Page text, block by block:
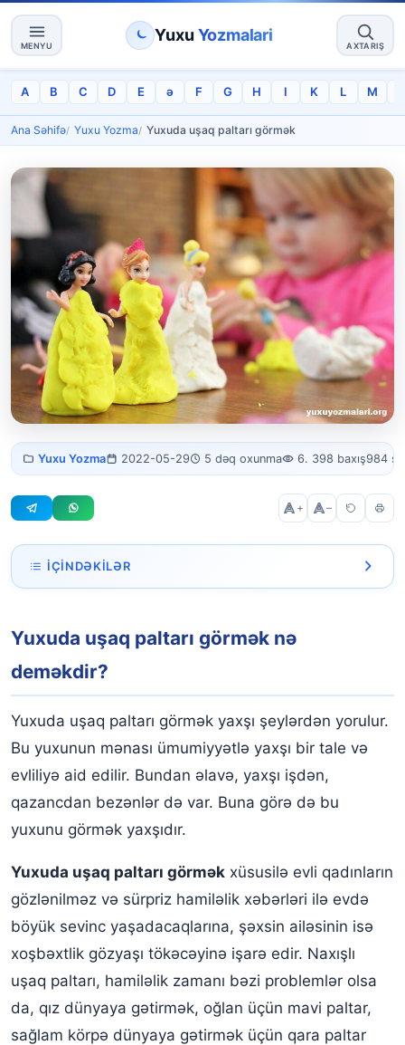
MENYU
Yuxu Yozmalari
AXTARIŞ
A B C D E ə F G H I K L M
Ana Səhifə Yuxu Yozma Yuxuda uşaq paltarı görmək
Yuxuda uşaq paltarı
görmək
Yuxu Yozma 2022-05-29 5 dəq oxunma 6. 398 baxış984
+ –
İÇINDƏKILƏR
Yuxuda oğlan uşağı paltarı görmək
Yuxuda qız uşağı paltarı görmək
Yuxuda uşaq paltarı almaq
Yuxuda uşaq paltarı tikmək
Yuxuda uşaq paltarı hədiyyə etmək
Yuxuda uşaq ayaqqabısı görmək
Yuxuda uşaq paltarı görmək nə
deməkdir?
Yuxuda uşaq paltarı görmək yaxşı şeylərdən yorulur.
Bu yuxunun mənası ümumiyyətlə yaxşı bir tale və
evliliyə aid edilir. Bundan əlavə, yaxşı işdən,
qazancdan bezənlər də var. Buna görə də bu
yuxunu görmək yaxşıdır.
Yuxuda uşaq paltarı görmək xüsusilə evli qadınların
gözlənilməz və sürpriz hamiləlik xəbərləri ilə evdə
böyük sevinc yaşadacaqlarına, şəxsin ailəsinin isə
xoşbəxtlik gözyaşı tökəcəyinə işarə edir. Naxışlı
uşaq paltarı, hamiləlik zamanı bəzi problemlər olsa
da, qız dünyaya gətirmək, oğlan üçün mavi paltar,
sağlam körpə dünyaya gətirmək üçün qara paltar